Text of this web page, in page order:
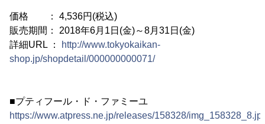
価格 ： 4,536円(税込)
販売期間： 2018年6月1日(金)～8月31日(金)
詳細URL ：
http://www.tokyokaikan-
shop.jp/shopdetail/000000000071/
■プティフール・ド・ファミーユ
https://www.atpress.ne.jp/releases/158328/